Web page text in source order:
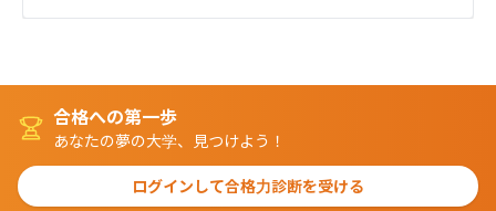
合格への第一歩
あなたの夢の大学、見つけよう！
ログインして合格力診断を受ける